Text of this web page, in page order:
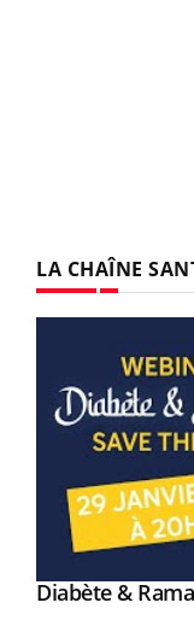
LA CHAÎNE
Youtube
Diabète &